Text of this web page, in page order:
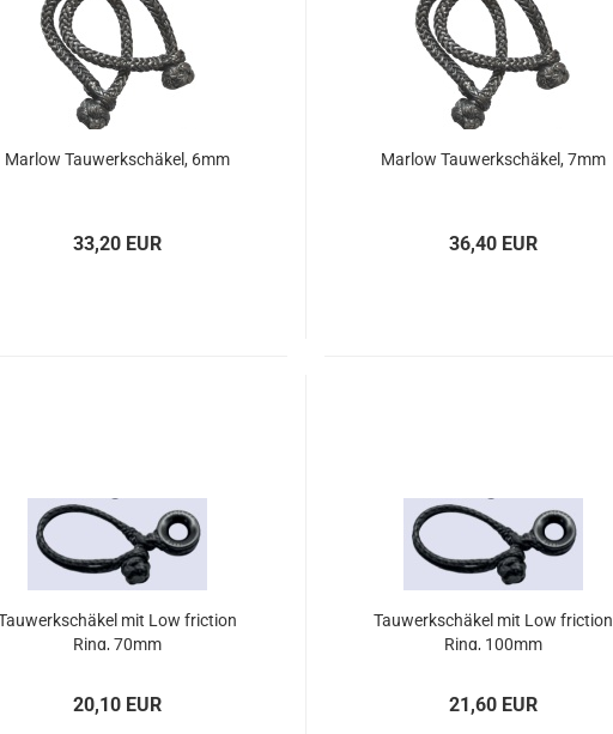
Mar­low Tau­werk­schä­kel, 6mm
33,20 EUR
Mar­low Tau­werk­schä­kel, 7mm
36,40 EUR
mit Low fric­tion
Ring, 70mm
20,10 EUR
Tau­werk­schä­kel mit Low fric­tion
Ring, 100mm
21,60 EUR